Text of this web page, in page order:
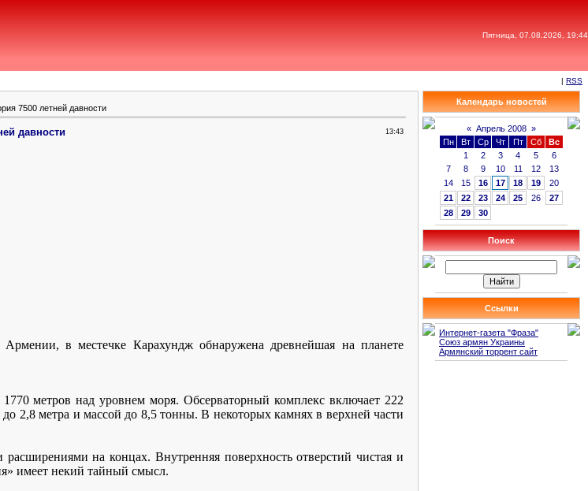
Пятница, 07.08.2026, 19:44
| RSS
7500 летней давности
давности 13:43
в местечке Карахундж обнаружена древнейшая на планете
1770 метров над уровнем моря. Обсерваторный комплекс включает 222
до 2,8 метра и массой до 8,5 тонны. В некоторых камнях в верхней части
расширениями на концах. Внутренняя поверхность отверстий чистая и
имеет некий тайный смысл.
Календарь новостей
« Апрель 2008 »
Пн
Вт Ср Чт Пт Сб
Вс
1
2 3 4 5
6
7
8 9 10 11 12
13
14
15 16 17 18 19
20
21
22 23 24 25 26
27
28
29 30
Поиск
Ссылки
Интернет-газета "Фраза"
Союз армян Украины
Армянский торрент сайт